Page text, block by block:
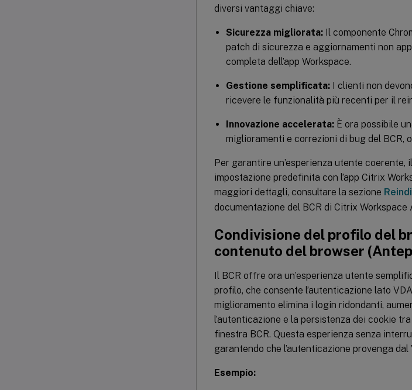
diversi vantaggi chiave:
Sicurezza migliorata: Il componente
patch di sicurezza e aggiornamenti non
completa dell’app Workspace.
Gestione semplificata: I clienti non
ricevere le funzionalità più recenti per il
Innovazione accelerata: È ora possibile
miglioramenti e correzioni di bug del BCR,
Per garantire un’esperienza utente
impostazione predefinita con l’app Citrix
maggiori dettagli, consultare la sezione
documentazione del BCR di Citrix Workspace
Condivisione del profilo del
contenuto del browser
Il BCR offre ora un’esperienza utente
profilo, che consente l’autenticazione lato
miglioramento elimina i login ridondanti,
l’autenticazione e la persistenza dei cookie
finestra BCR. Questa esperienza senza
garantendo che l’autenticazione provenga dal
Esempio: